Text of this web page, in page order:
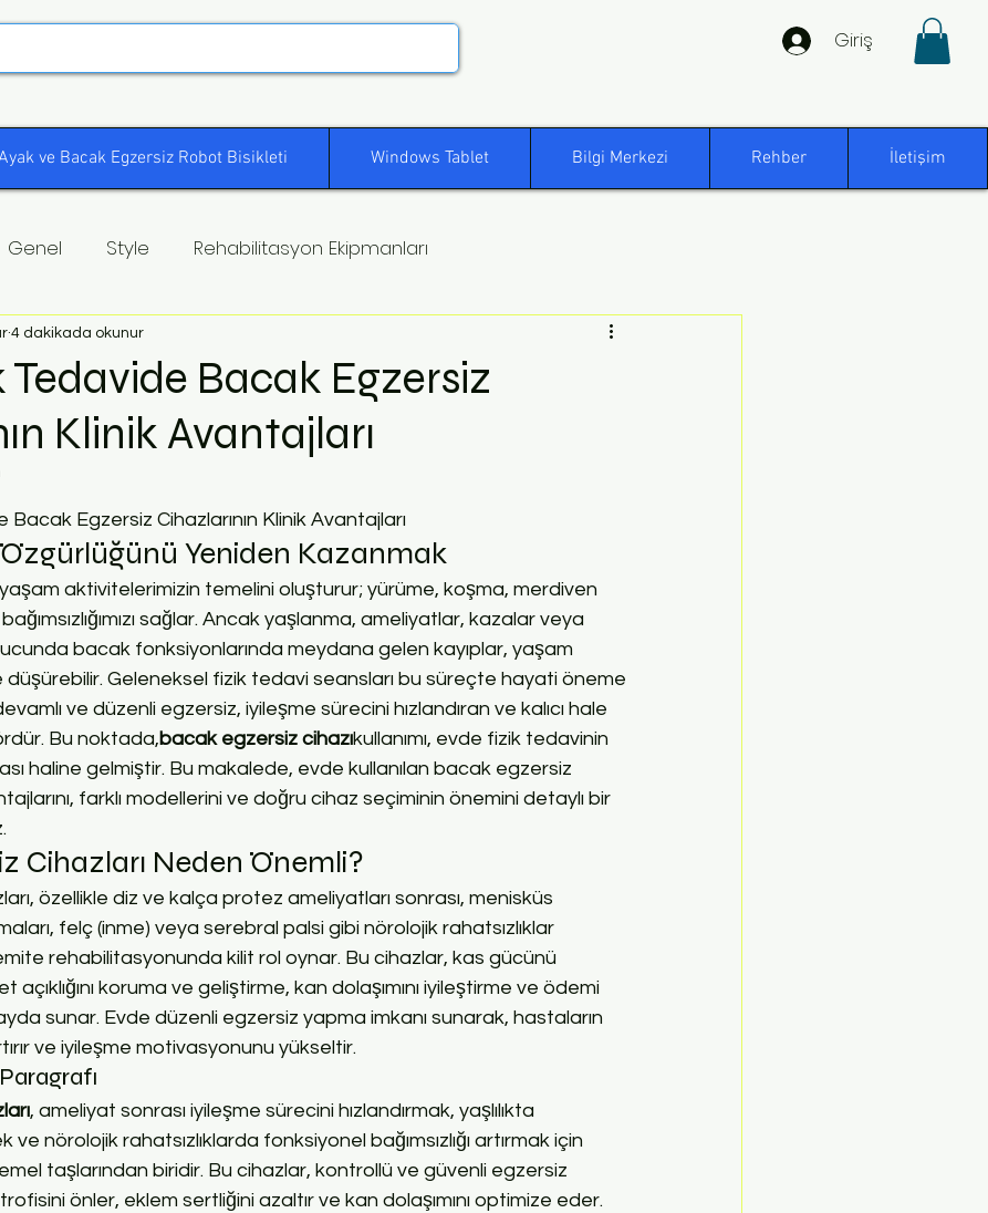
Giriş
ve Bacak Egzersiz Robot Bisikleti Windows Tablet Bilgi Merkezi Rehber İletişim
Genel Style Rehabilitasyon Ekipmanları
Tedavide Bacak Egzersiz
Klinik Avantajları
4 dakikada okunur
Egzersiz Cihazlarının Klinik Avantajları
Yeniden Kazanmak
yaşam aktivitelerimizin temelini oluşturur; yürüme, koşma, merdiven
sağlar. Ancak yaşlanma, ameliyatlar, kazalar veya
bacak fonksiyonlarında meydana gelen kayıplar, yaşam
düşürebilir. Geleneksel fizik tedavi seansları bu süreçte hayati öneme
ve düzenli egzersiz, iyileşme sürecini hızlandıran ve kalıcı hale
Bu noktada,bacak egzersiz cihazıkullanımı, evde fizik tedavinin
haline gelmiştir. Bu makalede, evde kullanılan bacak egzersiz
farklı modellerini ve doğru cihaz seçiminin önemini detaylı bir
Cihazları Neden Önemli?
özellikle diz ve kalça protez ameliyatları sonrası, menisküs
felç (inme) veya serebral palsi gibi nörolojik rahatsızlıklar
rehabilitasyonunda kilit rol oynar. Bu cihazlar, kas gücünü
açıklığını koruma ve geliştirme, kan dolaşımını iyileştirme ve ödemi
sunar. Evde düzenli egzersiz yapma imkanı sunarak, hastaların
ve iyileşme motivasyonunu yükseltir.
, ameliyat sonrası iyileşme sürecini hızlandırmak, yaşlılıkta
nörolojik rahatsızlıklarda fonksiyonel bağımsızlığı artırmak için
taşlarından biridir. Bu cihazlar, kontrollü ve güvenli egzersiz
önler, eklem sertliğini azaltır ve kan dolaşımını optimize eder.